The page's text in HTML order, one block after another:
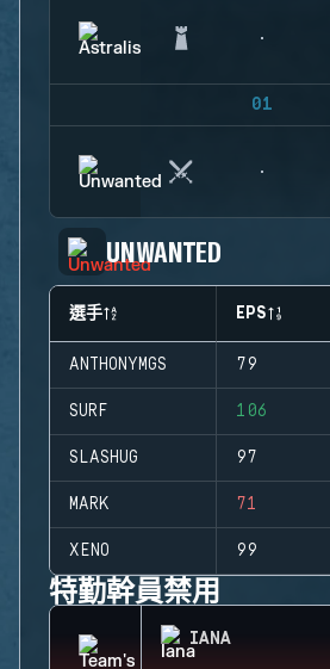
01
UNWANTED
選手 EPS
ANTHONYMGS 79
SURF 106
SLASHUG 97
MARK 71
XENO 99
特勤幹員禁用
IANA